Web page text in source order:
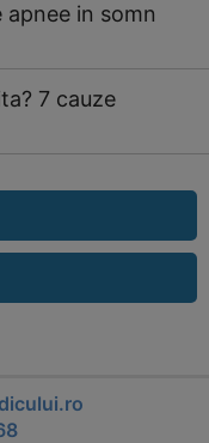
apnee in somn
7 cauze